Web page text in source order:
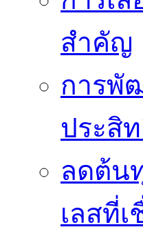
สำคัญ
การพั
ประสิ
ลดต้น
เลสที่